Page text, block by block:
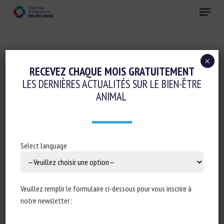
Menu
Initiatives en faveur du bien-être animal
FEAR MONGERING WILL NOT STOP THE
FARMED ANIMALS
Type de document : actualité d’
RECEVEZ CHAQUE MOIS GRATUITEMENT
LES DERNIÈRES ACTUALITÉS SUR LE BIEN-ÊTRE
ANIMAL
Select language
Veuillez remplir le formulaire ci-dessous pour vous inscrire à
notre newsletter :
×